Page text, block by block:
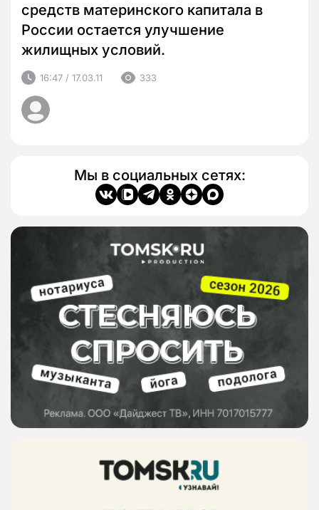
средств материнского капитала в
России остается улучшение
жилищных условий.
16:47 / 17.03.11 333
Мы в социальных сетях: